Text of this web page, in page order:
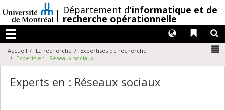
au
contenu
/Département d'informatique et de
recherche opérationnelle
Menu
Liens
Langues
Accueil La recherche
Expertises de recherche
Experts en : Réseaux sociaux
Experts en : Réseaux sociaux